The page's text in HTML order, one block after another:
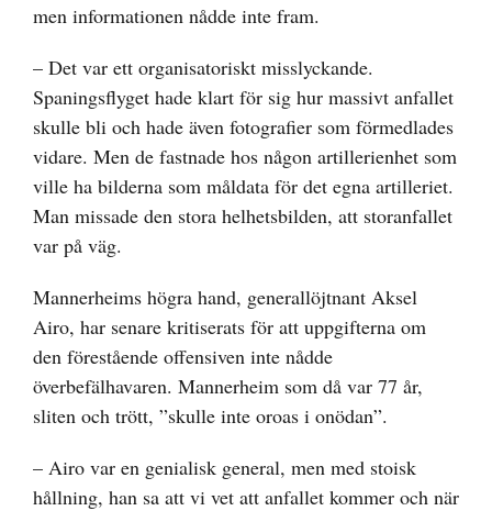
men informationen nådde inte fram.
– Det var ett organisatoriskt misslyckande.
Spaningsflyget hade klart för sig hur massivt anfallet
skulle bli och hade även fotografier som förmedlades
vidare. Men de fastnade hos någon artillerienhet som
ville ha bilderna som måldata för det egna artilleriet.
Man missade den stora helhetsbilden, att storanfallet
var på väg.
Mannerheims högra hand, generallöjtnant Aksel
Airo, har senare kritiserats för att uppgifterna om
den förestående offensiven inte nådde
överbefälhavaren. Mannerheim som då var 77 år,
sliten och trött, ”skulle inte oroas i onödan”.
– Airo var en genialisk general, men med stoisk
hållning, han sa att vi vet att anfallet kommer och när